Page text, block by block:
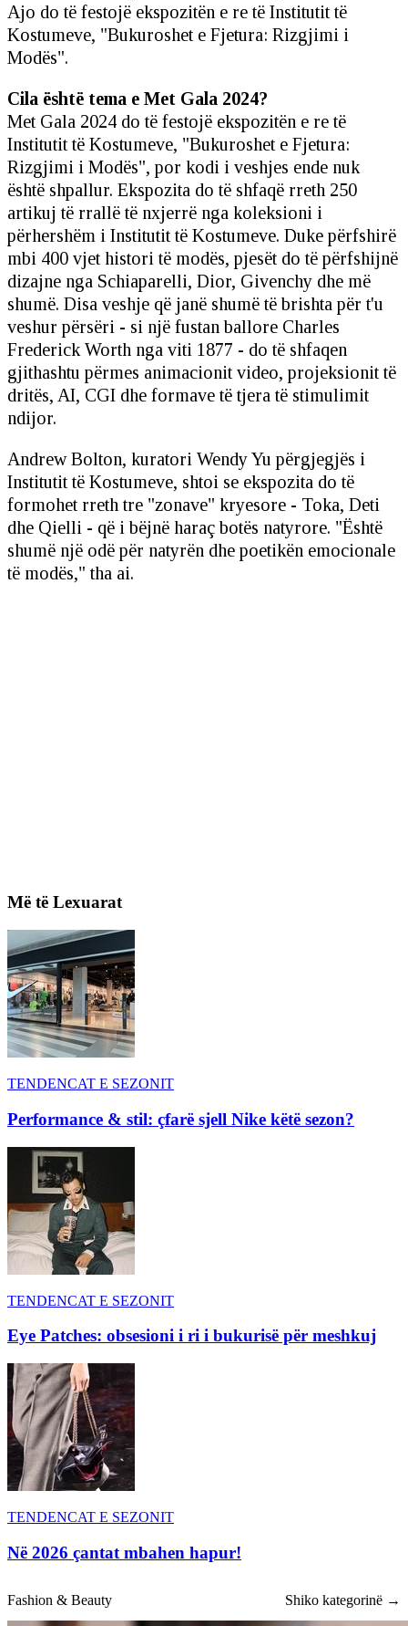
Ajo do të festojë ekspozitën e re të Institutit të
Kostumeve, "Bukuroshet e Fjetura: Rizgjimi i
Modës".
Cila është tema e Met Gala 2024?
Met Gala 2024 do të festojë ekspozitën e re të
Institutit të Kostumeve, "Bukuroshet e Fjetura:
Rizgjimi i Modës", por kodi i veshjes ende nuk
është shpallur. Ekspozita do të shfaqë rreth 250
artikuj të rrallë të nxjerrë nga koleksioni i
përhershëm i Institutit të Kostumeve. Duke përfshirë
mbi 400 vjet histori të modës, pjesët do të përfshijnë
dizajne nga Schiaparelli, Dior, Givenchy dhe më
shumë. Disa veshje që janë shumë të brishta për t'u
veshur përsëri - si një fustan ballore Charles
Frederick Worth nga viti 1877 - do të shfaqen
gjithashtu përmes animacionit video, projeksionit të
dritës, AI, CGI dhe formave të tjera të stimulimit
ndijor.
Andrew Bolton, kuratori Wendy Yu përgjegjës i
Institutit të Kostumeve, shtoi se ekspozita do të
formohet rreth tre "zonave" kryesore - Toka, Deti
dhe Qielli - që i bëjnë haraç botës natyrore. "Është
shumë një odë për natyrën dhe poetikën emocionale
të modës," tha ai.
Më të Lexuarat
TENDENCAT E SEZONIT
Performance & stil: çfarë sjell Nike këtë sezon?
TENDENCAT E SEZONIT
Eye Patches: obsesioni i ri i bukurisë për meshkuj
TENDENCAT E SEZONIT
Në 2026 çantat mbahen hapur!
Fashion & Beauty Shiko kategorinë →